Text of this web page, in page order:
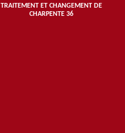
TRAITEMENT ET CHANGEMENT DE
CHARPENTE 36